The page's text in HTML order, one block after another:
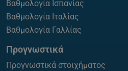
Βαθμολογία Ισπανίας
Βαθμολογία Ιταλίας
Βαθμολογία Γαλλίας
Προγνωστικά
Προγνωστικά στοιχήματος